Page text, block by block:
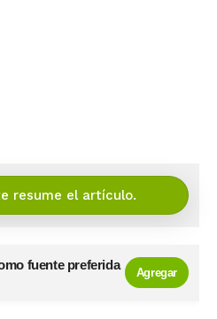
resume el artículo.
fuente preferida
Agregar